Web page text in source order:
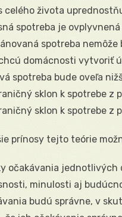
celého života
spotreba je
spotreba
domácnosti vytvoriť
spotreba bude oveľa
sklon k spotrebe z
sklon k spotrebe z
prínosy tejto teórie
očakávania jednotlivých
minulosti aj
budú správne, v